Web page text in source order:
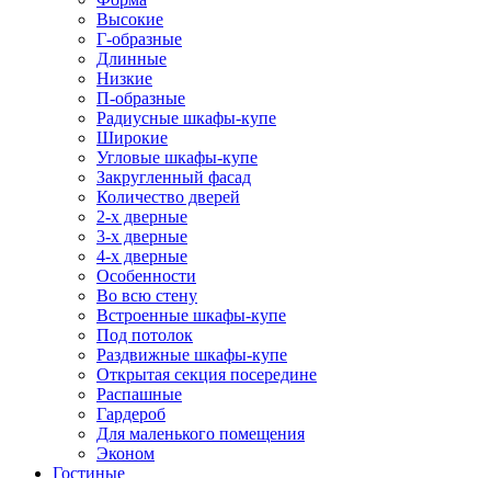
Высокие
Г-образные
Длинные
Низкие
П-образные
Радиусные шкафы-купе
Широкие
Угловые шкафы-купе
Закругленный фасад
Количество дверей
2-х дверные
3-х дверные
4-х дверные
Особенности
Во всю стену
Встроенные шкафы-купе
Под потолок
Раздвижные шкафы-купе
Открытая секция посередине
Распашные
Гардероб
Для маленького помещения
Эконом
Гостиные